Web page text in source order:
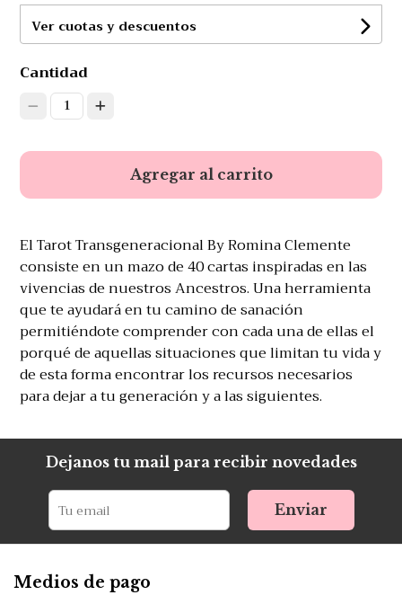
Ver cuotas y descuentos
Cantidad
1
Agregar al carrito
El Tarot Transgeneracional By Romina Clemente
consiste en un mazo de 40 cartas inspiradas en las
vivencias de nuestros Ancestros. Una herramienta
que te ayudará en tu camino de sanación
permitiéndote comprender con cada una de ellas el
porqué de aquellas situaciones que limitan tu vida y
de esta forma encontrar los recursos necesarios
para dejar a tu generación y a las siguientes.
Dejanos tu mail para recibir novedades
Enviar
Medios de pago